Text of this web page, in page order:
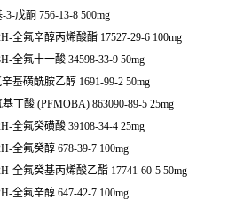
3-戊酮 756-13-8 500mg
全氟辛醇丙烯酸酯 17527-29-6 100mg
全氟十一酸 34598-33-9 50mg
基磺酰胺乙醇 1691-99-2 50mg
丁酸 (PFMOBA) 863090-89-5 25mg
全氟癸磺酸 39108-34-4 25mg
全氟癸醇 678-39-7 100mg
全氟癸基丙烯酸乙酯 17741-60-5 50mg
全氟辛醇 647-42-7 100mg